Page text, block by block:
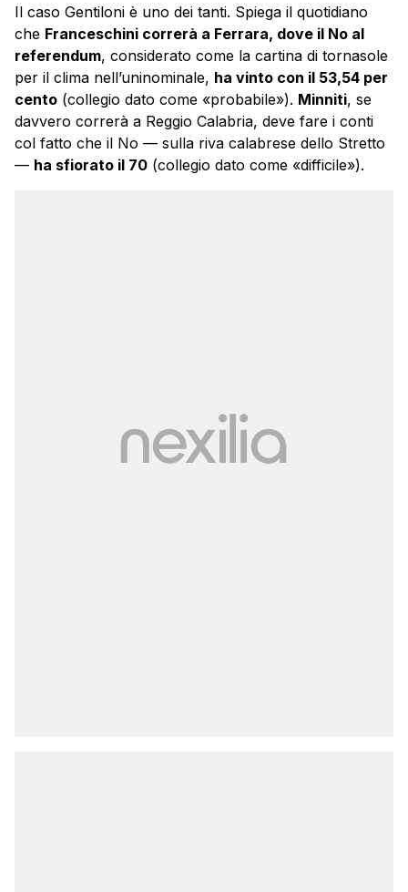
Il caso Gentiloni è uno dei tanti. Spiega il quotidiano
che Franceschini correrà a Ferrara, dove il No al
referendum, considerato come la cartina di tornasole
per il clima nell’uninominale, ha vinto con il 53,54 per
cento (collegio dato come «probabile»). Minniti, se
davvero correrà a Reggio Calabria, deve fare i conti
col fatto che il No — sulla riva calabrese dello Stretto
— ha sfiorato il 70 (collegio dato come «difficile»).